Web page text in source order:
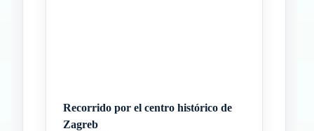
Recorrido por el centro histórico de
Zagreb